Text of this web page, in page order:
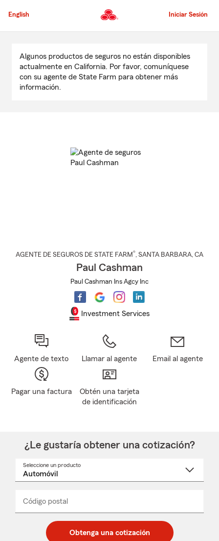
al
principal
English Iniciar Sesión
contenido
principal
Algunos productos de seguros no están disponibles
actualmente en California. Por favor, comuníquese
con su agente de State Farm para obtener más
información.
AGENTE DE SEGUROS DE STATE FARM®, SANTA BARBARA, CA
Paul Cashman
Paul Cashman Ins Agcy Inc
Investment Services
Agente de texto Llamar al agente Email al agente
Pagar una factura
Obtén una tarjeta
de identificación
¿Le gustaría obtener una cotización?
Seleccione un producto
desplegable
Código postal
de
de
_____
Obtenga una cotización